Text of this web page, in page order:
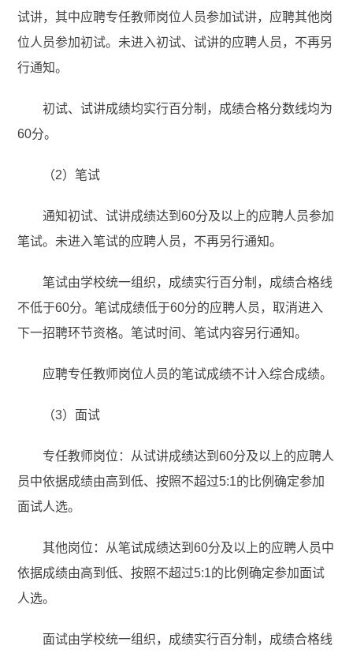
试讲，其中应聘专任教师岗位人员参加试讲，应聘其他岗
位人员参加初试。未进入初试、试讲的应聘人员，不再另
行通知。
初试、试讲成绩均实行百分制，成绩合格分数线均为
60分。
（2）笔试
通知初试、试讲成绩达到60分及以上的应聘人员参加
笔试。未进入笔试的应聘人员，不再另行通知。
笔试由学校统一组织，成绩实行百分制，成绩合格线
不低于60分。笔试成绩低于60分的应聘人员，取消进入
下一招聘环节资格。笔试时间、笔试内容另行通知。
应聘专任教师岗位人员的笔试成绩不计入综合成绩。
（3）面试
专任教师岗位：从试讲成绩达到60分及以上的应聘人
员中依据成绩由高到低、按照不超过5:1的比例确定参加
面试人选。
其他岗位：从笔试成绩达到60分及以上的应聘人员中
依据成绩由高到低、按照不超过5:1的比例确定参加面试
人选。
面试由学校统一组织，成绩实行百分制，成绩合格线